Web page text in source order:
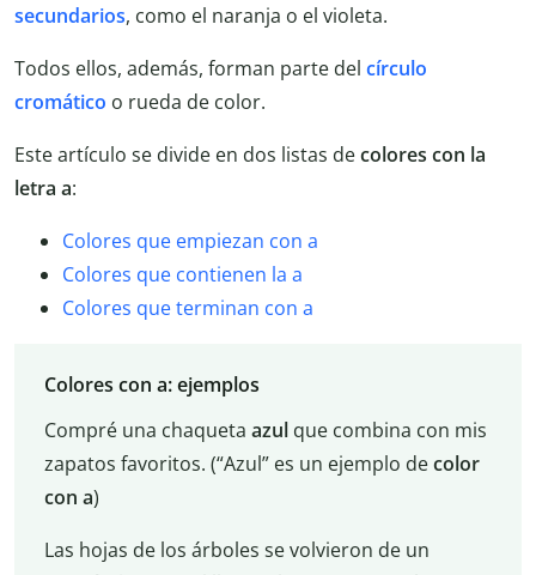
secundarios, como el naranja o el violeta.
Todos ellos, además, forman parte del círculo
cromático o rueda de color.
Este artículo se divide en dos listas decolores con la
letra a:
Colores que empiezan con a
Colores que contienen la a
Colores que terminan con a
Colores con a: ejemplos
Compré una chaqueta azulque combina con mis
zapatos favoritos. (“Azul” es un ejemplo decolor
con a)
Las hojas de los árboles se volvieron de un